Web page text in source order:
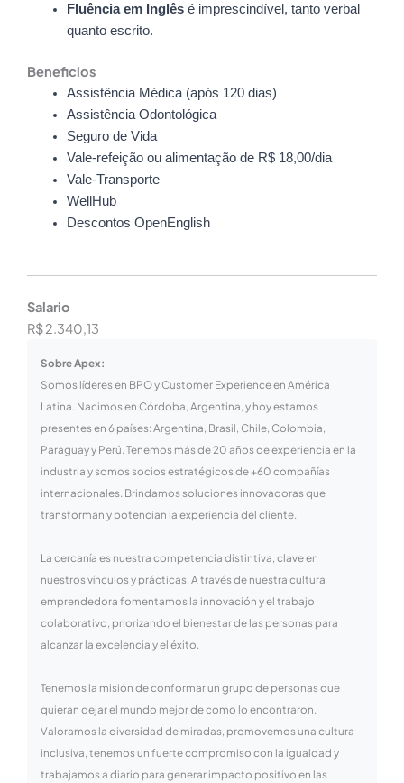
Fluência em Inglês é imprescindível, tanto verbal
quanto escrito.
Beneficios
Assistência Médica (após 120 dias)
Assistência Odontológica
Seguro de Vida
Vale-refeição ou alimentação de R$ 18,00/dia
Vale-Transporte
WellHub
Descontos OpenEnglish
Salario
R$ 2.340,13
Sobre Apex:
Somos líderes en BPO y Customer Experience en América
Latina. Nacimos en Córdoba, Argentina, y hoy estamos
presentes en 6 países: Argentina, Brasil, Chile, Colombia,
Paraguay y Perú. Tenemos más de 20 años de experiencia en la
industria y somos socios estratégicos de +60 compañías
internacionales. Brindamos soluciones innovadoras que
transforman y potencian la experiencia del cliente.
La cercanía es nuestra competencia distintiva, clave en
nuestros vínculos y prácticas. A través de nuestra cultura
emprendedora fomentamos la innovación y el trabajo
colaborativo, priorizando el bienestar de las personas para
alcanzar la excelencia y el éxito.
Tenemos la misión de conformar un grupo de personas que
quieran dejar el mundo mejor de como lo encontraron.
Valoramos la diversidad de miradas, promovemos una cultura
inclusiva, tenemos un fuerte compromiso con la igualdad y
trabajamos a diario para generar impacto positivo en las